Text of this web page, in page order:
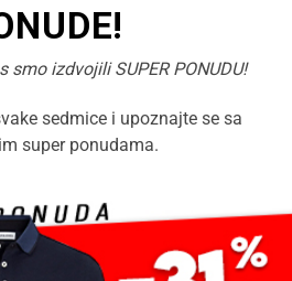
smo izdvojili SUPER PONUDU!
sedmice i upoznajte se sa
super ponudama.